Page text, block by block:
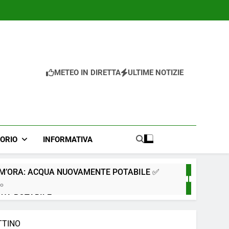
METEO IN DIRETTA ULTIME NOTIZIE
INFORMATIVA
ACQUA NUOVAMENTE POTABILE ✅
POTABILE